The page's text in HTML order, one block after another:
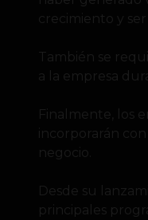
crecimiento y
También se
a la empresa
Finalmente, los
incorporarán
negocio.
Desde su
principales